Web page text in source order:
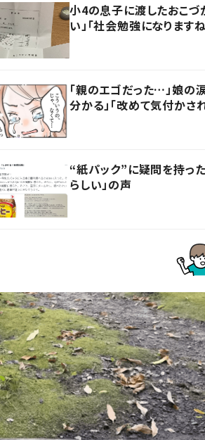
小4の息子に渡したおこ
い」「社会勉強になります
「親のエゴだった…」娘の
分かる」「改めて気付かさ
“紙パック”に疑問を持っ
らしい」の声